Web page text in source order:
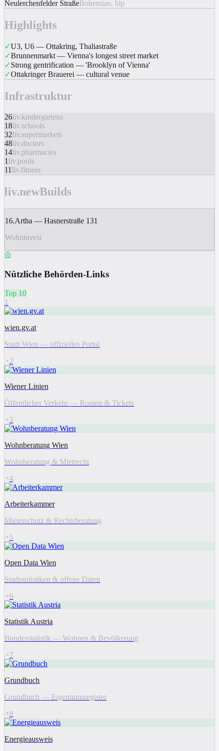
Neulerchenfelder StraßeBohemian, hip
Highlights
✓U3, U6 — Ottakring, Thaliastraße
✓Brunnenmarkt — Vienna's longest street market
✓Strong gentrification — 'Brooklyn of Vienna'
✓Ottakringer Brauerei — cultural venue
Infrastruktur
26liv.kindergartens
18liv.schools
32liv.supermarkets
48liv.doctors
14liv.pharmacies
1 liv.pools
11 liv.fitness
liv.newBuilds
16.Artha — Hasnerstraße 131
Wohninvest
Nützliche Behörden-Links
Top 10
1
wien.gv.at
Stadt Wien — offizielles Portal
2
Wiener Linien
Öffentlicher Verkehr — Routen & Tickets
3
Wohnberatung Wien
Wohnberatung & Mietrecht
4
Arbeiterkammer
Mieterschutz & Rechtsberatung
5
Open Data Wien
Stadtstatistiken & offene Daten
6
Statistik Austria
Bundesstatistik — Wohnen & Bevölkerung
7
Grundbuch
Grundbuch — Eigentumsregister
8
Energieausweis